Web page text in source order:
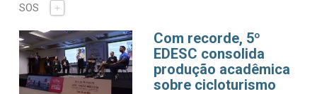
SOS
+
Com recorde, 5º
EDESC consolida
produção acadêmica
sobre cicloturismo